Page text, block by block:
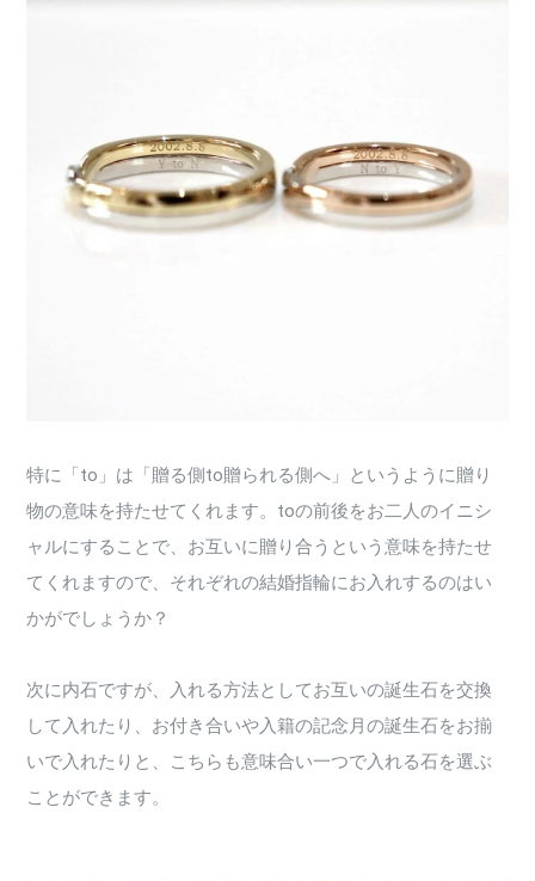
特に「to」は「贈る側to贈られる側へ」というように贈り
物の意味を持たせてくれます。toの前後をお二人のイニシ
ャルにすることで、お互いに贈り合うという意味を持たせ
てくれますので、それぞれの結婚指輪にお入れするのはい
かがでしょうか？
次に内石ですが、入れる方法としてお互いの誕生石を交換
して入れたり、お付き合いや入籍の記念月の誕生石をお揃
いで入れたりと、こちらも意味合い一つで入れる石を選ぶ
ことができます。